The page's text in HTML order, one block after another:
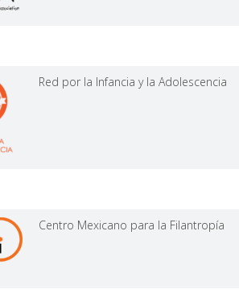
Red por la Infancia y la Adolescencia
Centro Mexicano para la Filantropía